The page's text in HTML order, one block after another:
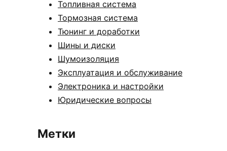
Топливная система
Тормозная система
Тюнинг и доработки
Шины и диски
Шумоизоляция
Эксплуатация и обслуживание
Электроника и настройки
Юридические вопросы
Метки